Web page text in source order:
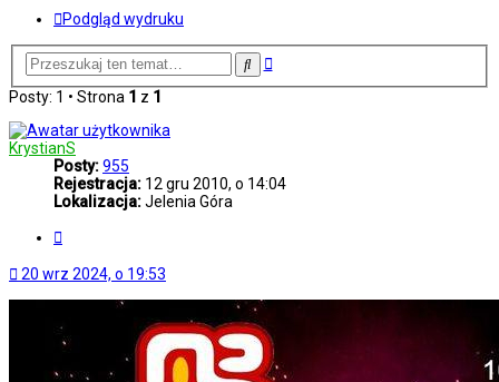
Podgląd wydruku
SzukajWyszukiwanie
Posty: 1 • Strona 1 z 1
KrystianS
Posty:955
Rejestracja: 12 gru 2010, o 14:04
Lokalizacja:Jelenia Góra
20 wrz 2024, o 19:53